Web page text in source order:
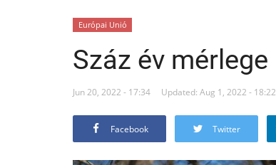
Európai Unió
Száz év mérlege
Jun 20, 2022 - 17:34 Updated: Aug 1, 2022 - 18:22
Facebook Twitter